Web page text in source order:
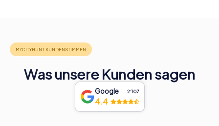
Was unsere Kunden sagen
Google 2‘107
4.4